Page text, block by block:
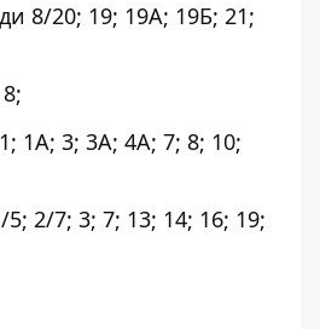
8/20; 19; 19А; 19Б; 21;
1А; 3; 3А; 4А; 7; 8; 10;
2/7; 3; 7; 13; 14; 16; 19;